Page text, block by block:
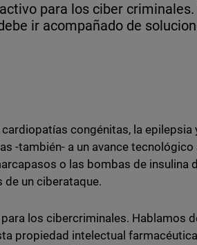
para los ciber criminales.
ir acompañado de
congénitas, la epilepsia
-también- a un avance tecnológico
o las bombas de insulina
un ciberataque.
los cibercriminales. Hablamos
propiedad intelectual